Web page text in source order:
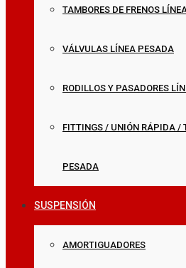
TAMBORES DE FRENOS
VÁLVULAS LÍNEA PESADA
RODILLOS Y PASADORES
FITTINGS / UNIÓN RÁPIDA /
PESADA
SUSPENSIÓN
AMORTIGUADORES